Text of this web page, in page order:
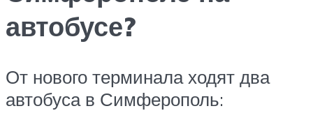
автобусе?
От нового терминала ходят два
автобуса в Симферополь: